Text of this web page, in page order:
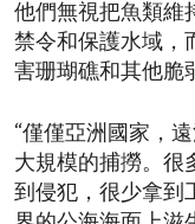
他們無視把魚類維
禁令和保護水域，
害珊瑚礁和其他脆
“僅僅亞洲國家，
大規模的捕撈。很
到侵犯，很少拿到